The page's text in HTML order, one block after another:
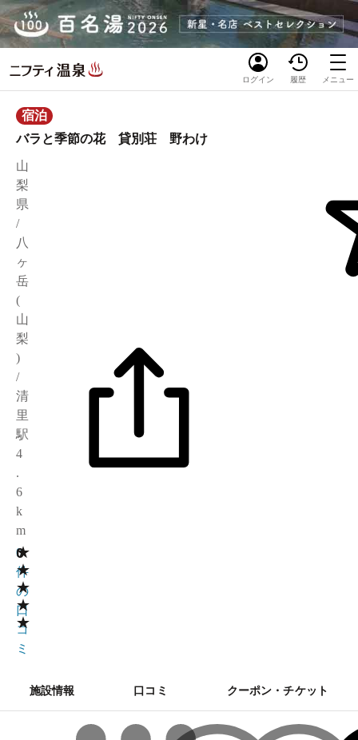
ログイン 履歴 メニュー
宿泊
バラと季節の花 貸別荘 野わけ
山
梨
県
/
八
ヶ
岳
(
山
梨
)
/
清
里
駅
4
.
6
k
m
★
★
★
★
★
0
0
件
の
口
コ
ミ
施設情報 口コミ クーポン・チケット